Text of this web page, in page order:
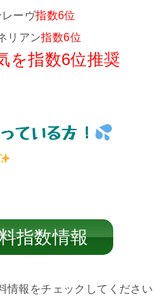
ーヴ指数6位
リアン指数6位
を指数6位推奨
ている方！
指数情報
情報をチェックしてください